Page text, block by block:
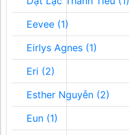
Eevee (1)
Eirlys Agnes (1)
Eri (2)
Esther Nguyễn (2)
Eun (1)